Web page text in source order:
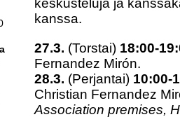
keskusteluja ja
kanssa.
27.3. (Torstai) 18:00-
Fernandez Mirón.
28.3. (Perjantai) 10:00-
Christian Fernandez
Association premises,